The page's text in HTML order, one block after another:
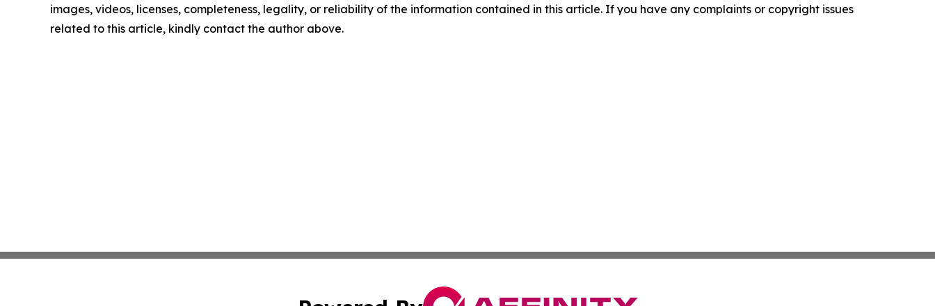
images, videos, licenses, completeness, legality, or reliability of the information contained in this article. If you have any complaints or copyright issues
related to this article, kindly contact the author above.